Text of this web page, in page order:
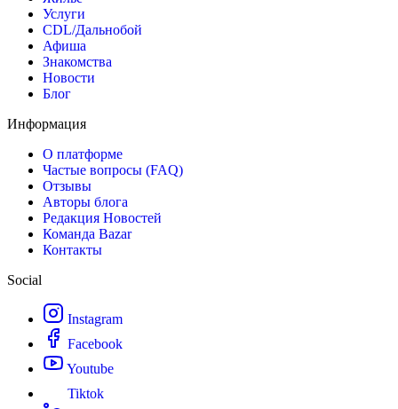
Услуги
CDL/Дальнобой
Афиша
Знакомства
Новости
Блог
Информация
О платформе
Частые вопросы (FAQ)
Отзывы
Авторы блога
Редакция Новостей
Команда Bazar
Контакты
Social
Instagram
Facebook
Youtube
Tiktok